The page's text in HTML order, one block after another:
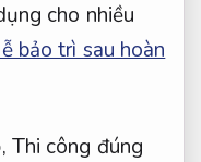
cho nhiều
bảo trì sau hoàn
, Thi công đúng